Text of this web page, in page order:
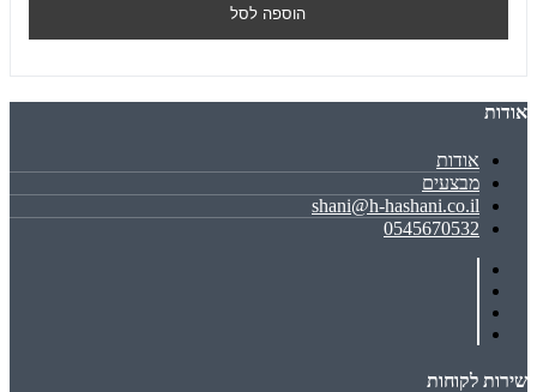
הוספה לסל
אודות
אודות
מבצעים
shani@h-hashani.co.il
0545670532
שירות לקוחות